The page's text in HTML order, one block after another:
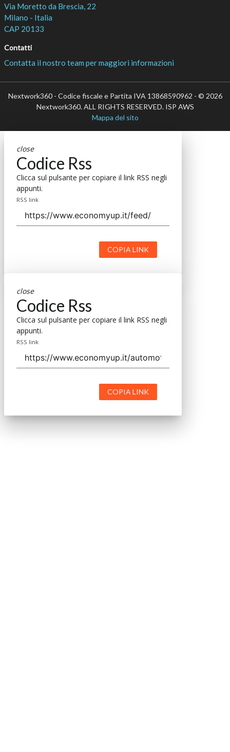
Via Moretto da Brescia, 22
Milano - Italia
CAP 20133
Contatti
Contatta il nostro team per maggiori informazioni
Nextwork360 - Codice fiscale e Partita IVA 13868590962 - © 2026
Nextwork360. ALL RIGHTS RESERVED. ISP AWS
Mappa del sito
close
Codice Rss
Clicca sul pulsante per copiare il link RSS negli
appunti.
RSS link
COPIA LINK
close
Codice Rss
Clicca sul pulsante per copiare il link RSS negli
appunti.
RSS link
COPIA LINK